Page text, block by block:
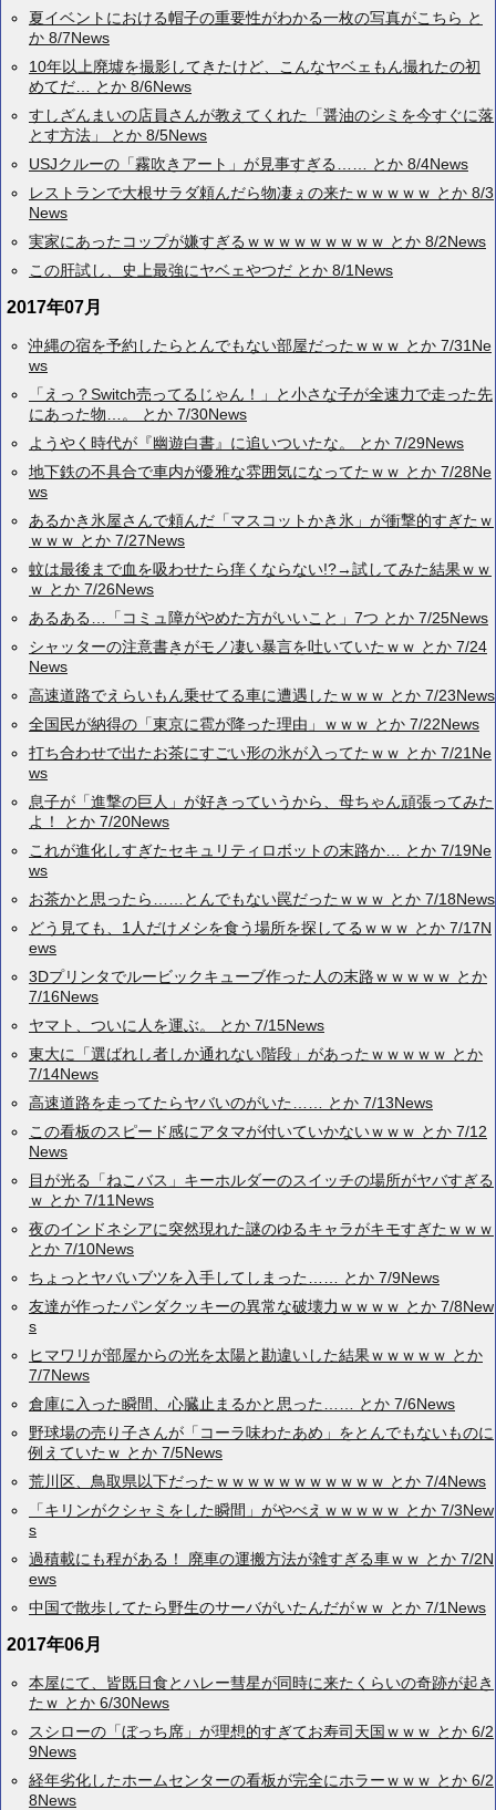
夏イベントにおける帽子の重要性がわかる一枚の写真がこちら と
か 8/7News
10年以上廃墟を撮影してきたけど、こんなヤベェもん撮れたの初
めてだ… とか 8/6News
すしざんまいの店員さんが教えてくれた「醤油のシミを今すぐに落
とす方法」 とか 8/5News
USJクルーの「霧吹きアート」が見事すぎる…… とか 8/4News
レストランで大根サラダ頼んだら物凄ぇの来たｗｗｗｗｗ とか 8/3
News
実家にあったコップが嫌すぎるｗｗｗｗｗｗｗｗｗ とか 8/2News
この肝試し、史上最強にヤベェやつだ とか 8/1News
2017年07月
沖縄の宿を予約したらとんでもない部屋だったｗｗｗ とか 7/31Ne
ws
「えっ？Switch売ってるじゃん！」と小さな子が全速力で走った先
にあった物…。 とか 7/30News
ようやく時代が『幽遊白書』に追いついたな。 とか 7/29News
地下鉄の不具合で車内が優雅な雰囲気になってたｗｗ とか 7/28Ne
ws
あるかき氷屋さんで頼んだ「マスコットかき氷」が衝撃的すぎたｗ
ｗｗｗ とか 7/27News
蚊は最後まで血を吸わせたら痒くならない!?→試してみた結果ｗｗ
ｗ とか 7/26News
あるある…「コミュ障がやめた方がいいこと」7つ とか 7/25News
シャッターの注意書きがモノ凄い暴言を吐いていたｗｗ とか 7/24
News
高速道路でえらいもん乗せてる車に遭遇したｗｗｗ とか 7/23News
全国民が納得の「東京に雹が降った理由」ｗｗｗ とか 7/22News
打ち合わせで出たお茶にすごい形の氷が入ってたｗｗ とか 7/21Ne
ws
息子が「進撃の巨人」が好きっていうから、母ちゃん頑張ってみた
よ！ とか 7/20News
これが進化しすぎたセキュリティロボットの末路か… とか 7/19Ne
ws
お茶かと思ったら……とんでもない罠だったｗｗｗ とか 7/18News
どう見ても、1人だけメシを食う場所を探してるｗｗｗ とか 7/17N
ews
3Dプリンタでルービックキューブ作った人の末路ｗｗｗｗｗ とか
7/16News
ヤマト、ついに人を運ぶ。 とか 7/15News
東大に「選ばれし者しか通れない階段」があったｗｗｗｗｗ とか
7/14News
高速道路を走ってたらヤバいのがいた…… とか 7/13News
この看板のスピード感にアタマが付いていかないｗｗｗ とか 7/12
News
目が光る「ねこバス」キーホルダーのスイッチの場所がヤバすぎる
ｗ とか 7/11News
夜のインドネシアに突然現れた謎のゆるキャラがキモすぎたｗｗｗ
とか 7/10News
ちょっとヤバいブツを入手してしまった…… とか 7/9News
友達が作ったパンダクッキーの異常な破壊力ｗｗｗｗ とか 7/8New
s
ヒマワリが部屋からの光を太陽と勘違いした結果ｗｗｗｗｗ とか
7/7News
倉庫に入った瞬間、心臓止まるかと思った…… とか 7/6News
野球場の売り子さんが「コーラ味わたあめ」をとんでもないものに
例えていたｗ とか 7/5News
荒川区、鳥取県以下だったｗｗｗｗｗｗｗｗｗｗｗ とか 7/4News
「キリンがクシャミをした瞬間」がやべえｗｗｗｗｗ とか 7/3New
s
過積載にも程がある！ 廃車の運搬方法が雑すぎる車ｗｗ とか 7/2N
ews
中国で散歩してたら野生のサーバがいたんだがｗｗ とか 7/1News
2017年06月
本屋にて、皆既日食とハレー彗星が同時に来たくらいの奇跡が起き
たｗ とか 6/30News
スシローの「ぼっち席」が理想的すぎてお寿司天国ｗｗｗ とか 6/2
9News
経年劣化したホームセンターの看板が完全にホラーｗｗｗ とか 6/2
8News